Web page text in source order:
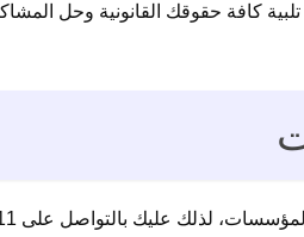
كافة حقوقك القانونية وحل